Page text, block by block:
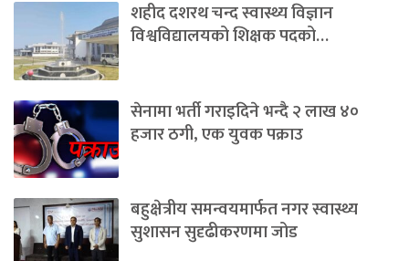
शहीद दशरथ चन्द स्वास्थ्य विज्ञान
विश्वविद्यालयको शिक्षक पदको…
सेनामा भर्ती गराइदिने भन्दै २ लाख ४०
हजार ठगी, एक युवक पक्राउ
बहुक्षेत्रीय समन्वयमार्फत नगर स्वास्थ्य
सुशासन सुदृढीकरणमा जोड